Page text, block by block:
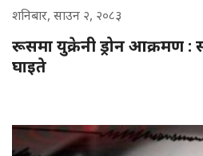
शनिबार, साउन २, २०८३
रूसमा युक्रेनी ड्रोन आक्रमण :
घाइते